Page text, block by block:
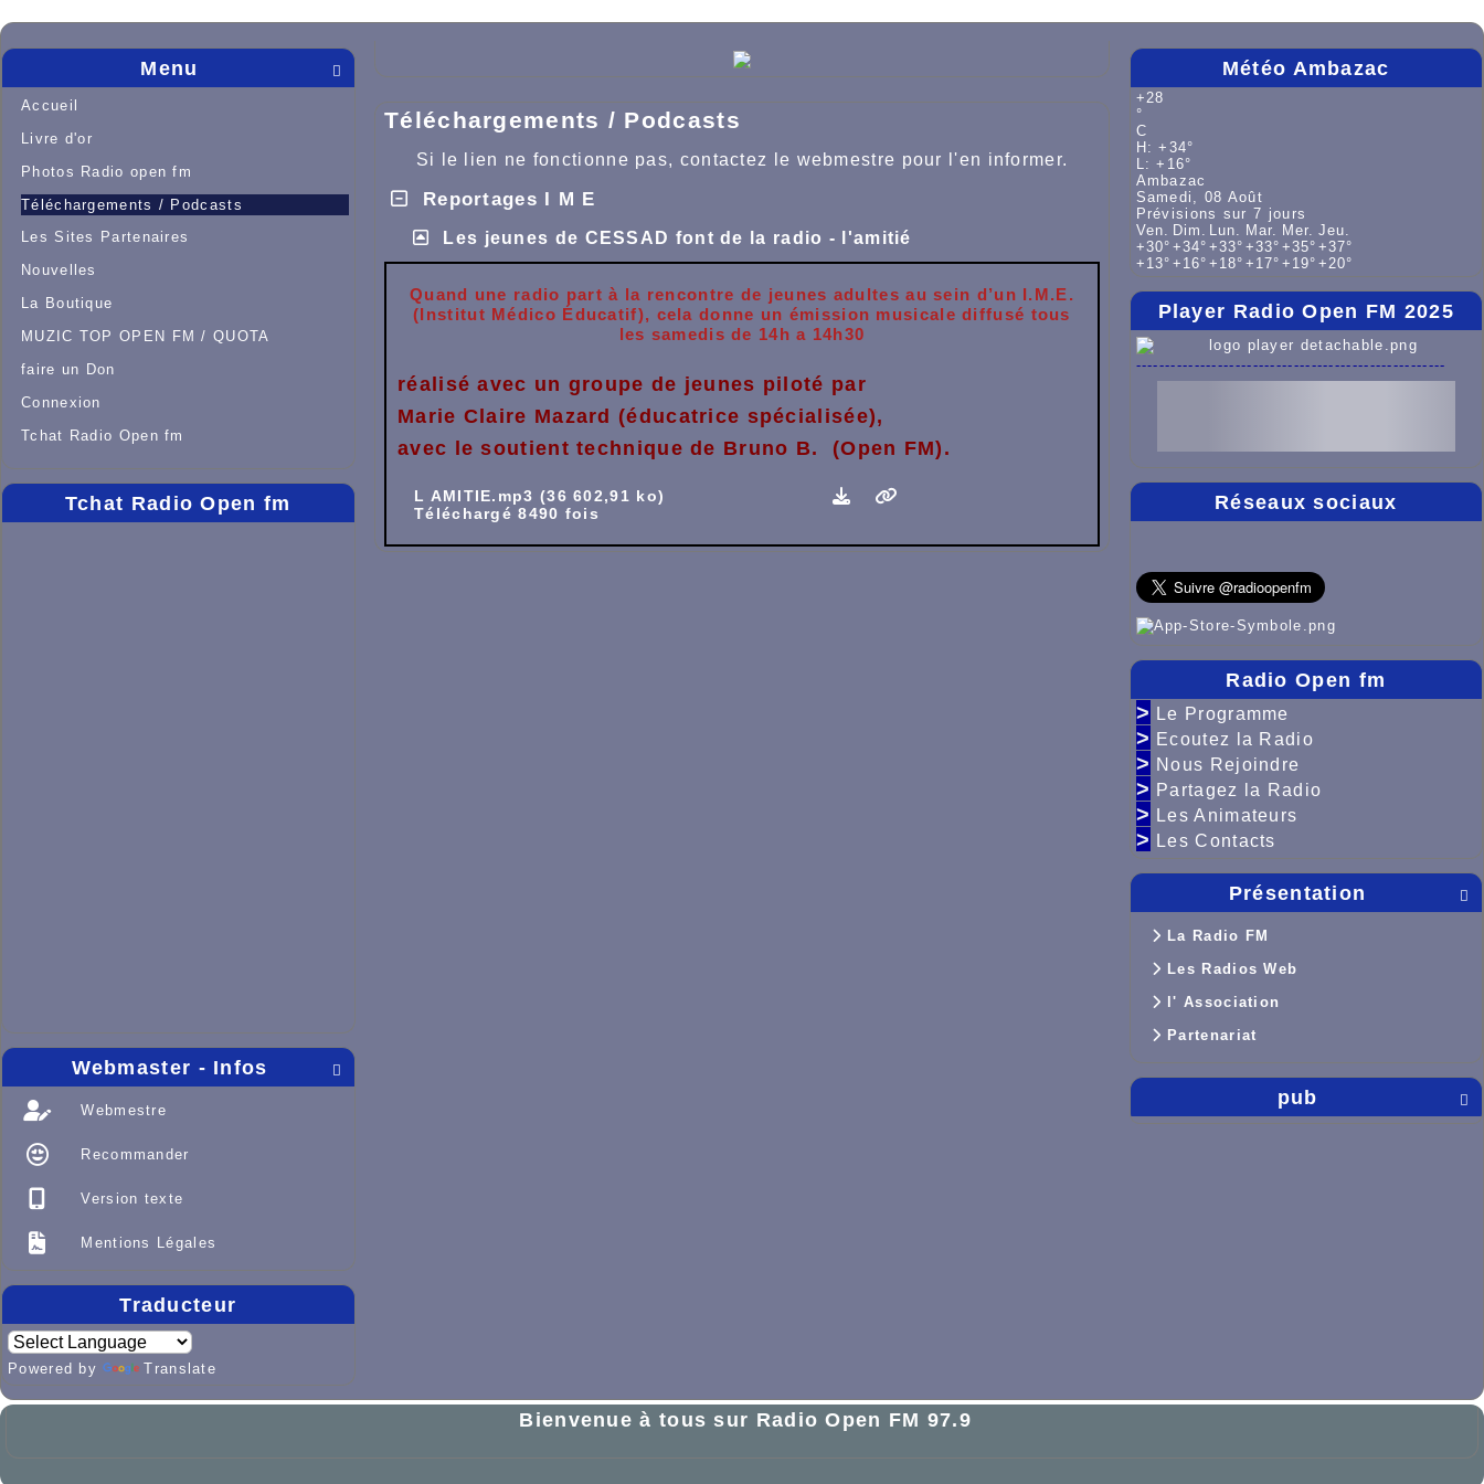

Menu
Accueil
Livre d'or
Photos Radio open fm
Téléchargements / Podcasts
Les Sites Partenaires
Nouvelles
La Boutique
MUZIC TOP OPEN FM / QUOTA
faire un Don
Connexion
Tchat Radio Open fm
Tchat Radio Open fm

Webmaster - Infos
Webmestre
Recommander
Version texte
Mentions Légales
Traducteur
Powered by Translate
Téléchargements / Podcasts
Si le lien ne fonctionne pas, contactez le webmestre pour l'en informer.
Reportages I M E
Les jeunes de CESSAD font de la radio - l'amitié
Quand une radio part à la rencontre de jeunes adultes au sein d’un I.M.E.
(Institut Médico Éducatif), cela donne un émission musicale diffusé tous
les samedis de 14h a 14h30
réalisé avec un groupe de jeunes piloté par
Marie Claire Mazard (éducatrice spécialisée),
avec le soutient technique de Bruno B. (Open FM).
L AMITIE.mp3 (36 602,91 ko)
Téléchargé 8490 fois
Météo Ambazac
+28
°
C
H:+ 34°
L:+ 16°
Ambazac
Samedi, 08 Août
Prévisions sur 7 jours
Ven. Dim. Lun. Mar. Mer. Jeu.
+30° +34° +33° +33° +35° +37°
+ 13° + 16° + 18° + 17° + 19° +20°
Player Radio Open FM 2025
-----------------------------------------------------
Réseaux sociaux
Radio Open fm
> Le Programme
> Ecoutez la Radio
> Nous Rejoindre
> Partagez la Radio
> Les Animateurs
> Les Contacts

Présentation
La Radio FM
Les Radios Web
l' Association
Partenariat

pub
Bienvenue à tous sur Radio Open FM 97.9